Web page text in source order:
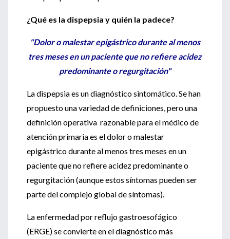
¿Qué es la dispepsia y quién la padece?
"Dolor o malestar epigástrico durante al menos
tres meses en un paciente que no refiere acidez
predominante o regurgitación"
La dispepsia es un diagnóstico sintomático. Se han
propuesto una variedad de definiciones, pero una
definición operativa razonable para el médico de
atención primaria es el dolor o malestar
epigástrico durante al menos tres meses en un
paciente que no refiere acidez predominante o
regurgitación (aunque estos síntomas pueden ser
parte del complejo global de síntomas).
La enfermedad por reflujo gastroesofágico
(ERGE) se convierte en el diagnóstico más